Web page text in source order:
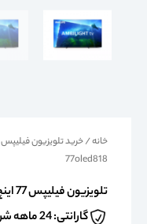
خانه/خرید تلویزیون فیلیپس
77oled818
تلویزیون فیلیپس 77 اینچ 4K مدل 77oled818
گارانتی: 24 ماهه شرکت ایران فیلیپس